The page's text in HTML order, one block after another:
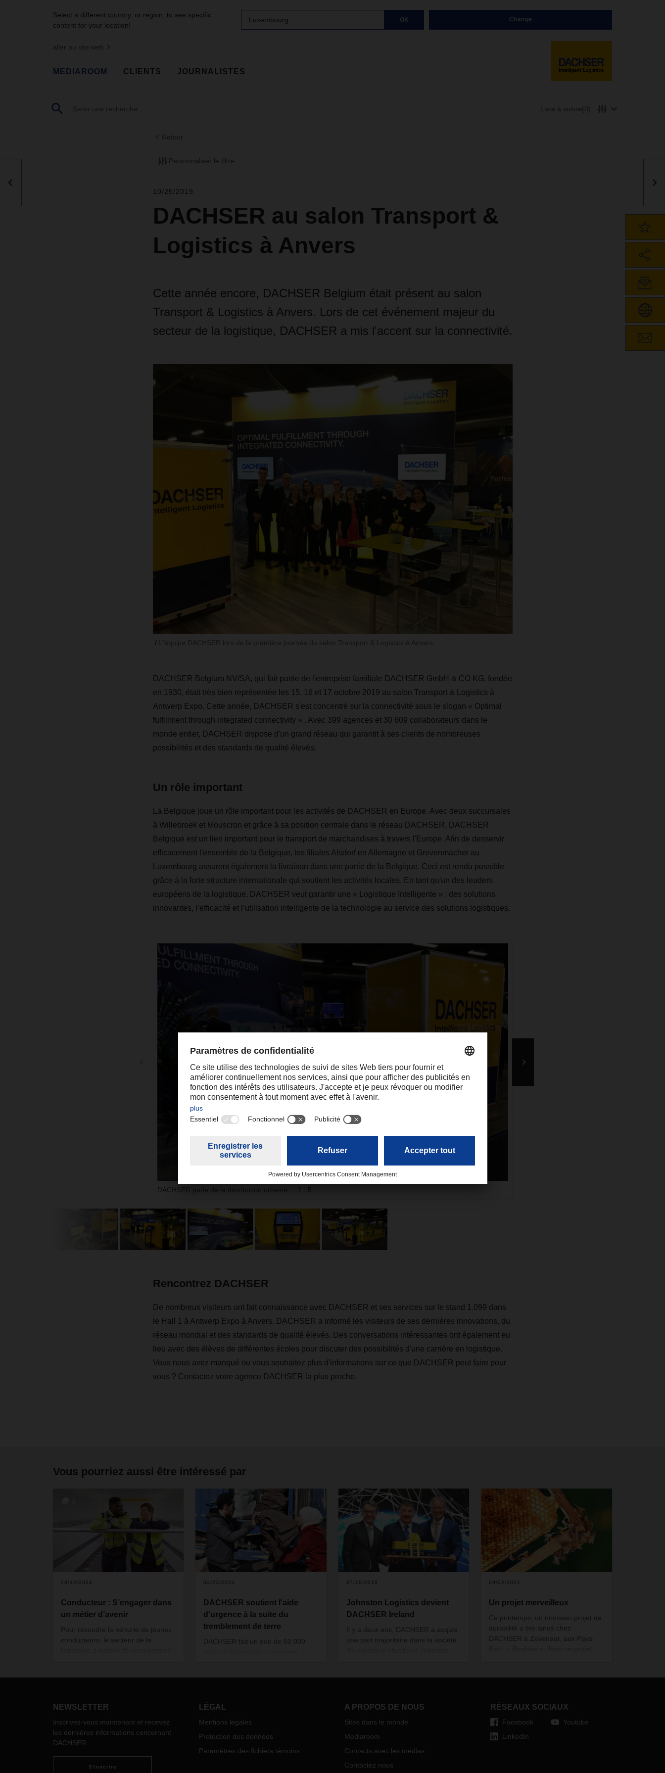
Select a different country, or region, to see specific
content for your location!
Luxembourg OK Change
aller au site web
MEDIAROOM CLIENTS JOURNALISTES
Liste à suivre(0)
Retour
Personnaliser le filtre
10/25/2019
DACHSER au salon Transport &
Logistics à Anvers
Cette année encore, DACHSER Belgium était présent au salon
Transport & Logistics à Anvers. Lors de cet événement majeur du
secteur de la logistique, DACHSER a mis l'accent sur la connectivité.
DACHSER Belgium NV/SA, qui fait partie de l'entreprise familiale DACHSER GmbH & CO KG, fondée
en 1930, était très bien représentée les 15, 16 et 17 octobre 2019 au salon Transport & Logistics à
Antwerp Expo. Cette année, DACHSER s'est concentré sur la connectivité sous le slogan « Optimal
fulfillment through integrated connectivity » . Avec 399 agences et 30 609 collaborateurs dans le
monde entier, DACHSER dispose d'un grand réseau qui garantit à ses clients de nombreuses
possibilités et des standards de qualité élevés.
Un rôle important
La Belgique joue un rôle important pour les activités de DACHSER en Europe. Avec deux succursales
à Willebroek et Mouscron et grâce à sa position centrale dans le réseau DACHSER, DACHSER
Belgique est un lien important pour le transport de marchandises à travers l'Europe. Afin de desservir
efficacement l'ensemble de la Belgique, les filiales Alsdorf en Allemagne et Grevenmacher au
Luxembourg assurent également la livraison dans une partie de la Belgique. Ceci est rendu possible
grâce à la forte structure internationale qui soutient les activités locales. En tant qu'un des leaders
européens de la logistique, DACHSER veut garantir une « Logistique Intelligente » : des solutions
innovantes, l’efficacité et l’utilisation intelligente de la technologie au service des solutions logistiques.
DACHSER parle de la distribution urbaine. / 5
Rencontrez DACHSER
De nombreux visiteurs ont fait connaissance avec DACHSER et ses services sur le stand 1.099 dans
le Hall 1 à Antwerp Expo à Anvers. DACHSER a informé les visiteurs de ses dernières innovations, du
réseau mondial et des standards de qualité élevés. Des conversations intéressantes ont également eu
lieu avec des élèves de différentes écoles pour discuter des possibilités d'une carrière en logistique.
Vous nous avez manqué ou vous souhaitez plus d'informations sur ce que DACHSER peut faire pour
vous ? Contactez votre agence DACHSER la plus proche.
Vous pourriez aussi être intéressé par
08/12/2024
Conducteur : S’engager dans
un métier d’avenir
Pour résoudre la pénurie de jeunes
conducteurs, le secteur de la
L’agence de Brême s’engage à ses
02/23/2023
DACHSER soutient l'aide
d'urgence à la suite du
tremblement de terre
DACHSER fait un don de 50 000
07/18/2019
Johnston Logistics devient
DACHSER Ireland
Il y a deux ans, DACHSER a acquis
une part majoritaire dans la société
annoncé officiellement au salon des
Munich ; Johnston Logistics Ltd
s'appellera dans quelques semaines
09/02/2021
Un projet merveilleux
Ce printemps, un nouveau projet de
durabilité a été lancé chez
DACHSER à Zevenaar, aux Pays-
NEWSLETTER
Inscrivez-vous maintenant et recevez
les dernières informations concernant
DACHSER
S'inscrire
LÉGAL
Mentions légales
Protection des données
Paramètres des fichiers témoins
A PROPOS DE NOUS
Sites dans le monde
Mediaroom
Contacts avec les médias
Contactez nous
RÉSEAUX SOCIAUX
Facebook
LinkedIn
Youtube